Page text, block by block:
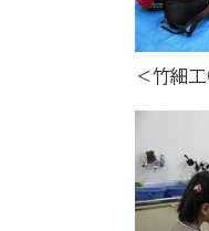
＜竹細工